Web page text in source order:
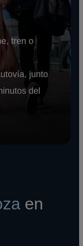
tren o
junto
del
en